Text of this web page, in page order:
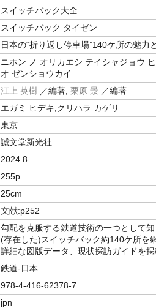
スイッチバック大全
スイッチバック タイゼン
日本の“折り返し停車場”140ケ所の魅力
ニホン ノ オリカエシ テイシャジョウ
オ ゼンショウカイ
江上 英樹 ／編著, 栗原 景 ／編著
エガミ ヒデキ,クリハラ カゲリ
東京
誠文堂新光社
2024.8
255p
25cm
文献:p252
勾配を克服する鉄道技術の一つとして
(存在した)スイッチバック約140ケ所を
詳細な図版データ、現状探訪ガイドを
鉄道-日本
978-4-416-62378-7
jpn